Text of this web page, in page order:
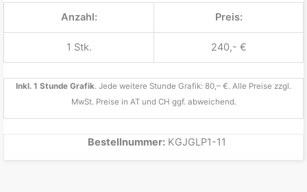
Anzahl: Preis:
1 Stk. 240,- €
Inkl. 1 Stunde Grafik. Jede weitere Stunde Grafik: 80,– €. Alle Preise zzgl.
MwSt. Preise in AT und CH ggf. abweichend.
Bestellnummer: KGJGLP1-11